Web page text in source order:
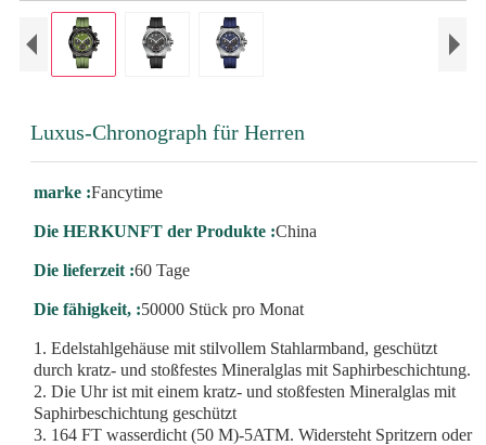
Luxus-Chronograph für Herren
marke :Fancytime
Die HERKUNFT der Produkte :China
Die lieferzeit :60 Tage
Die fähigkeit, :50000 Stück pro Monat
1. Edelstahlgehäuse mit stilvollem Stahlarmband, geschützt
durch kratz- und stoßfestes Mineralglas mit Saphirbeschichtung.
2. Die Uhr ist mit einem kratz- und stoßfesten Mineralglas mit
Saphirbeschichtung geschützt
3. 164 FT wasserdicht (50 M)-5ATM. Widersteht Spritzern oder